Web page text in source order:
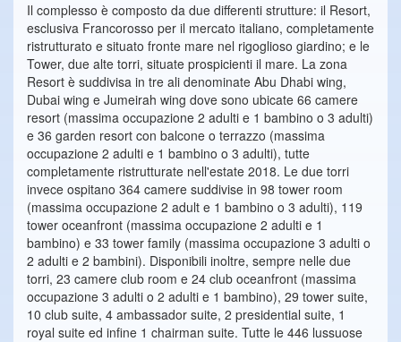
Il complesso è composto da due differenti strutture: il Resort,
esclusiva Francorosso per il mercato italiano, completamente
ristrutturato e situato fronte mare nel rigoglioso giardino; e le
Tower, due alte torri, situate prospicienti il mare. La zona
Resort è suddivisa in tre ali denominate Abu Dhabi wing,
Dubai wing e Jumeirah wing dove sono ubicate 66 camere
resort (massima occupazione 2 adulti e 1 bambino o 3 adulti)
e 36 garden resort con balcone o terrazzo (massima
occupazione 2 adulti e 1 bambino o 3 adulti), tutte
completamente ristrutturate nell'estate 2018. Le due torri
invece ospitano 364 camere suddivise in 98 tower room
(massima occupazione 2 adult e 1 bambino o 3 adulti), 119
tower oceanfront (massima occupazione 2 adulti e 1
bambino) e 33 tower family (massima occupazione 3 adulti o
2 adulti e 2 bambini). Disponibili inoltre, sempre nelle due
torri, 23 camere club room e 24 club oceanfront (massima
occupazione 3 adulti o 2 adulti e 1 bambino), 29 tower suite,
10 club suite, 4 ambassador suite, 2 presidential suite, 1
royal suite ed infine 1 chairman suite. Tutte le 446 lussuose